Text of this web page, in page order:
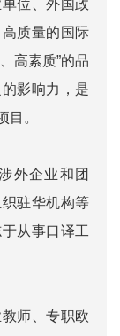
位、外国政
质量的国际
高素质”的品
影响力，是
目。
外企业和团
驻华机构等
从事口译工
师、专职欧